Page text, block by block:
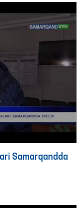
Samarqandda